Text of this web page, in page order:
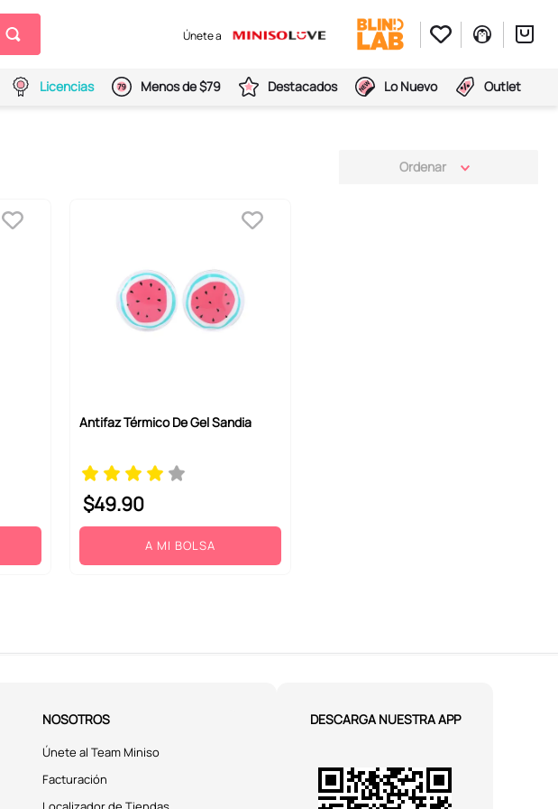
Únete a
Licencias Menos de $79 Destacados Lo Nuevo Outlet
Antifaz Térmico De Gel Sandia
$49.90
A MI BOLSA
NOSOTROS
Únete al Team Miniso
Facturación
DESCARGA NUESTRA APP